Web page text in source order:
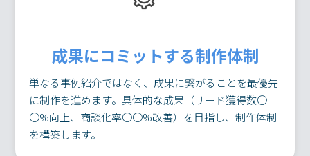
成果にコミットする制作体制
単なる事例紹介ではなく、成果に繋がることを最優先
に制作を進めます。具体的な成果（リード獲得数〇
〇%向上、商談化率〇〇%改善）を目指し、制作体制
を構築します。